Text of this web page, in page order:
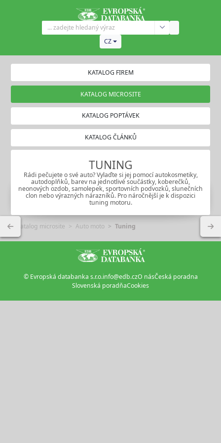
CZ
KATALOG FIREM
KATALOG MICROSITE
KATALOG POPTÁVEK
KATALOG ČLÁNKŮ
TUNING
Rádi pečujete o své auto? Vylaďte si jej pomocí autokosmetiky,
autodoplňků, barev na jednotlivé součástky, koberečků,
neonových ozdob, samolepek, sportovních podvozků, slunečních
clon nebo výrazných nárazníků. Pro náročnější je k dispozici
tuning motoru.
Katalog microsite Auto moto Tuning
© Evropská databanka s.r.o.info@edb.czO násČeská poradna
Slovenská poradňaCookies